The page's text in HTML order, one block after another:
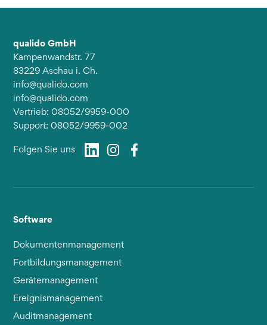
qualido GmbH
Kampenwandstr. 77
83229 Aschau i. Ch.
info@qualido.com
info@qualido.com
Vertrieb: 08052/9959-000
Support: 08052/9959-002
Folgen Sie uns
Software
Dokumentenmanagement
Fortbildungsmanagement
Gerätemanagement
Ereignismanagement
Auditmanagement